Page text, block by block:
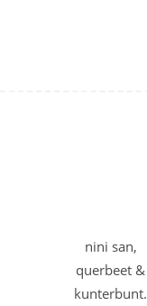
nini san,
querbeet &
kunterbunt.